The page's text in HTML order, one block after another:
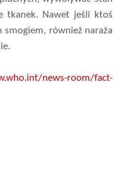
tkanek. Nawet jeśli ktoś
smogiem, również naraża
news-room/fact-